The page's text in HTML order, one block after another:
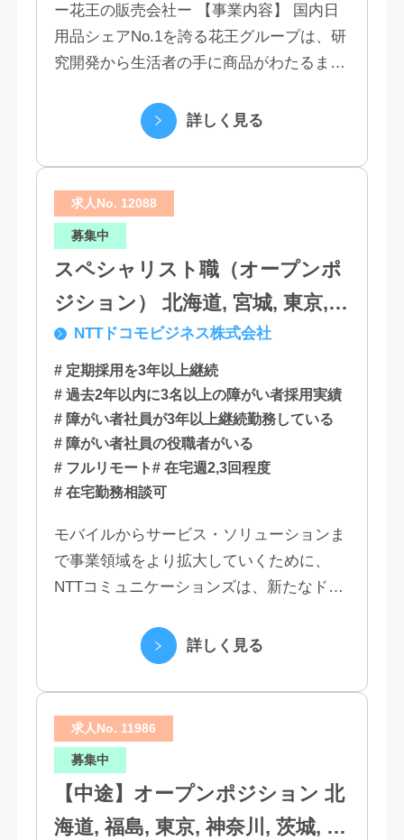
ー花王の販売会社ー 【事業内容】 国内日
用品シェアNo.1を誇る花王グループは、研
究開発から生活者の手に商品がわたるまで
で、情報のスピード、質、量ともに他社に
詳しく見る
求人No. 12088
募集中
スペシャリスト職（オープンポ
ジション） 北海道, 宮城, 東京,
石川, 愛知, 大阪, 広島, 香川, 福岡
NTTドコモビジネス株式会社
# 定期採用を3年以上継続
# 過去2年以内に3名以上の障がい者採用実績
# 障がい者社員が3年以上継続勤務している
# 障がい者社員の役職者がいる
# フルリモート# 在宅週2,3回程度
# 在宅勤務相談可
モバイルからサービス・ソリューションま
で事業領域をより拡大していくために、
NTTコミュニケーションズは、新たなドコ
たちは、クラウド、ネットワーク、セキュ
リティといっ...
詳しく見る
求人No. 11986
募集中
【中途】オープンポジション 北
海道, 福島, 東京, 神奈川, 茨城, 静